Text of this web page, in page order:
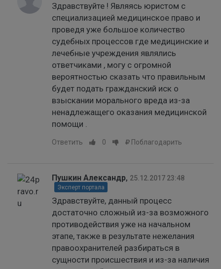
Здравствуйте ! Являясь юристом с
специализацией медицинское право и
проведя уже большое количество
судебных процессов где медицинские и
лечебные учреждения являлись
ответчиками , могу с огромной
вероятностью сказать что правильным
будет подать гражданский иск о
взыскании морального вреда из-за
ненадлежащего оказания медицинской
помощи .
Ответить 0 Поблагодарить
Пушкин Александр, 25.12.2017 23:48
Эксперт портала
Здравствуйте, данный процесс
достаточно сложный из-за возможного
противодействия уже на начальном
этапе, также в результате нежелания
правоохранителей разбираться в
сущности происшествия и из-за наличия